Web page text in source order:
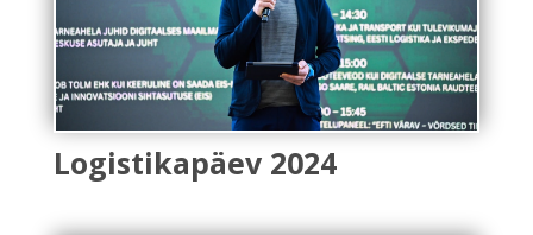
Logistikapäev 2024